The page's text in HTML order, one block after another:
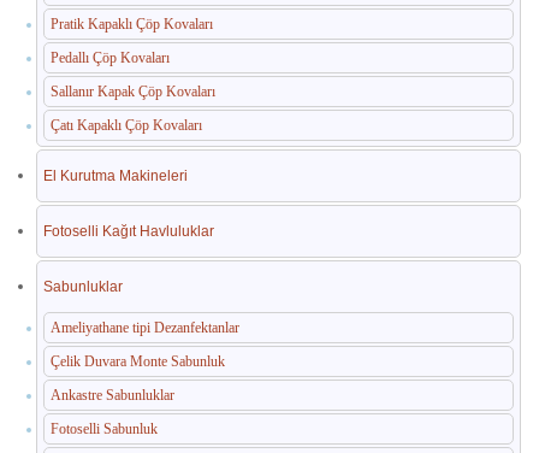
Pratik Kapaklı Çöp Kovaları
Pedallı Çöp Kovaları
Sallanır Kapak Çöp Kovaları
Çatı Kapaklı Çöp Kovaları
El Kurutma Makineleri
Fotoselli Kağıt Havluluklar
Sabunluklar
Ameliyathane tipi Dezanfektanlar
Çelik Duvara Monte Sabunluk
Ankastre Sabunluklar
Fotoselli Sabunluk